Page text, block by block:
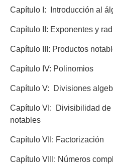
Capítulo I: Introducción al
Capítulo II: Exponentes y
Capítulo III: Productos
Capítulo IV: Polinomios
Capítulo V: Divisiones
Capítulo VI: Divisibilidad de
notables
Capítulo VII: Factorización
Capítulo VIII: Números